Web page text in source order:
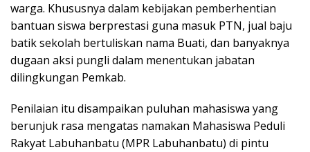
warga. Khususnya dalam kebijakan pemberhentian
bantuan siswa berprestasi guna masuk PTN, jual baju
batik sekolah bertuliskan nama Buati, dan banyaknya
dugaan aksi pungli dalam menentukan jabatan
dilingkungan Pemkab.
Penilaian itu disampaikan puluhan mahasiswa yang
berunjuk rasa mengatas namakan Mahasiswa Peduli
Rakyat Labuhanbatu (MPR Labuhanbatu) di pintu